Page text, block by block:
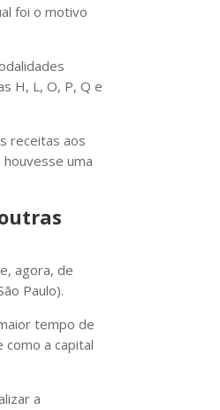
foi o motivo
H, L, O, P, Q e
receitas aos
uma
agora, de
Paulo).
tempo de
como a capital
a